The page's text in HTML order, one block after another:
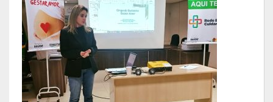
Editais
Planos
Concursos
Termos de Compromisso